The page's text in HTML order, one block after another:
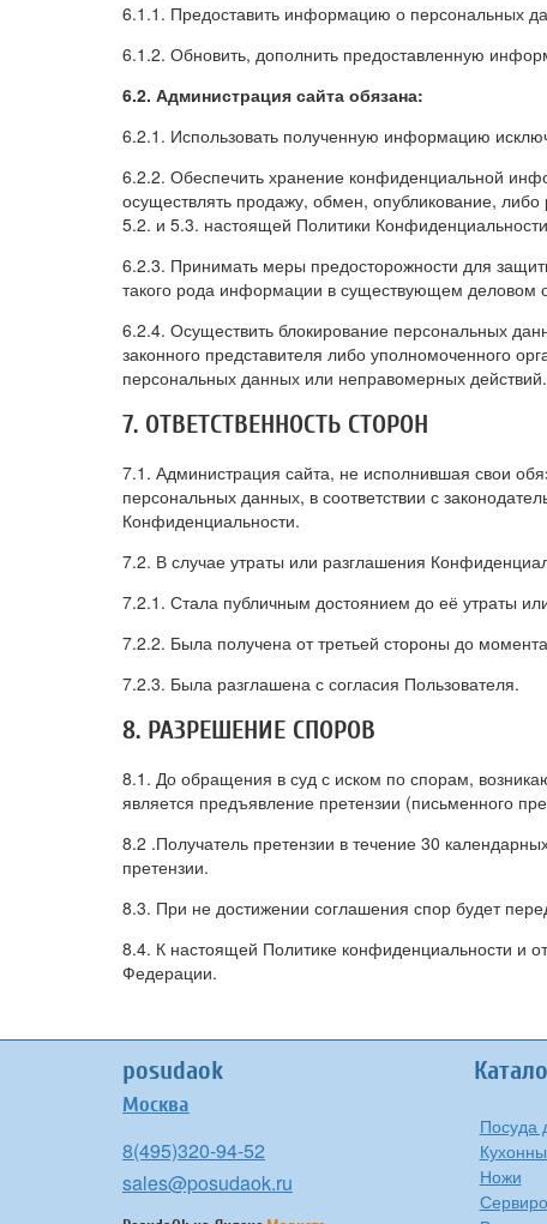
6.1.1. Предоставить информацию о персональных
6.1.2. Обновить, дополнить предоставленную
6.2. Администрация сайта обязана:
6.2.1. Использовать полученную информацию
6.2.2. Обеспечить хранение конфиденциальной
осуществлять продажу, обмен, опубликование,
5.2. и 5.3. настоящей Политики
6.2.3. Принимать меры предосторожности для
такого рода информации в существующем деловом
6.2.4. Осуществить блокирование персональных
законного представителя либо уполномоченного
персональных данных или неправомерных действий.
7. ОТВЕТСТВЕННОСТЬ СТОРОН
7.1. Администрация сайта, не исполнившая свои
персональных данных, в соответствии с
Конфиденциальности.
7.2. В случае утраты или разглашения
7.2.1. Стала публичным достоянием до её утраты
7.2.2. Была получена от третьей стороны до
7.2.3. Была разглашена с согласия Пользователя.
8. РАЗРЕШЕНИЕ СПОРОВ
8.1. До обращения в суд с иском по спорам,
является предъявление претензии (письменного
8.2 .Получатель претензии в течение 30
претензии.
8.3. При не достижении соглашения спор будет
8.4. К настоящей Политике конфиденциальности и
Федерации.
posudaok
Москва
8(495)320-94-52
sales@posudaok.ru
Посуда
Ножи